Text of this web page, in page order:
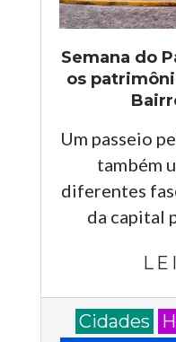
Semana do
os
Um passeio
também
diferentes
da capital
2025-
08-
Cidades